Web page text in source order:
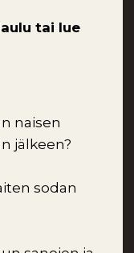
tai lue
naisen
jälkeen?
sodan